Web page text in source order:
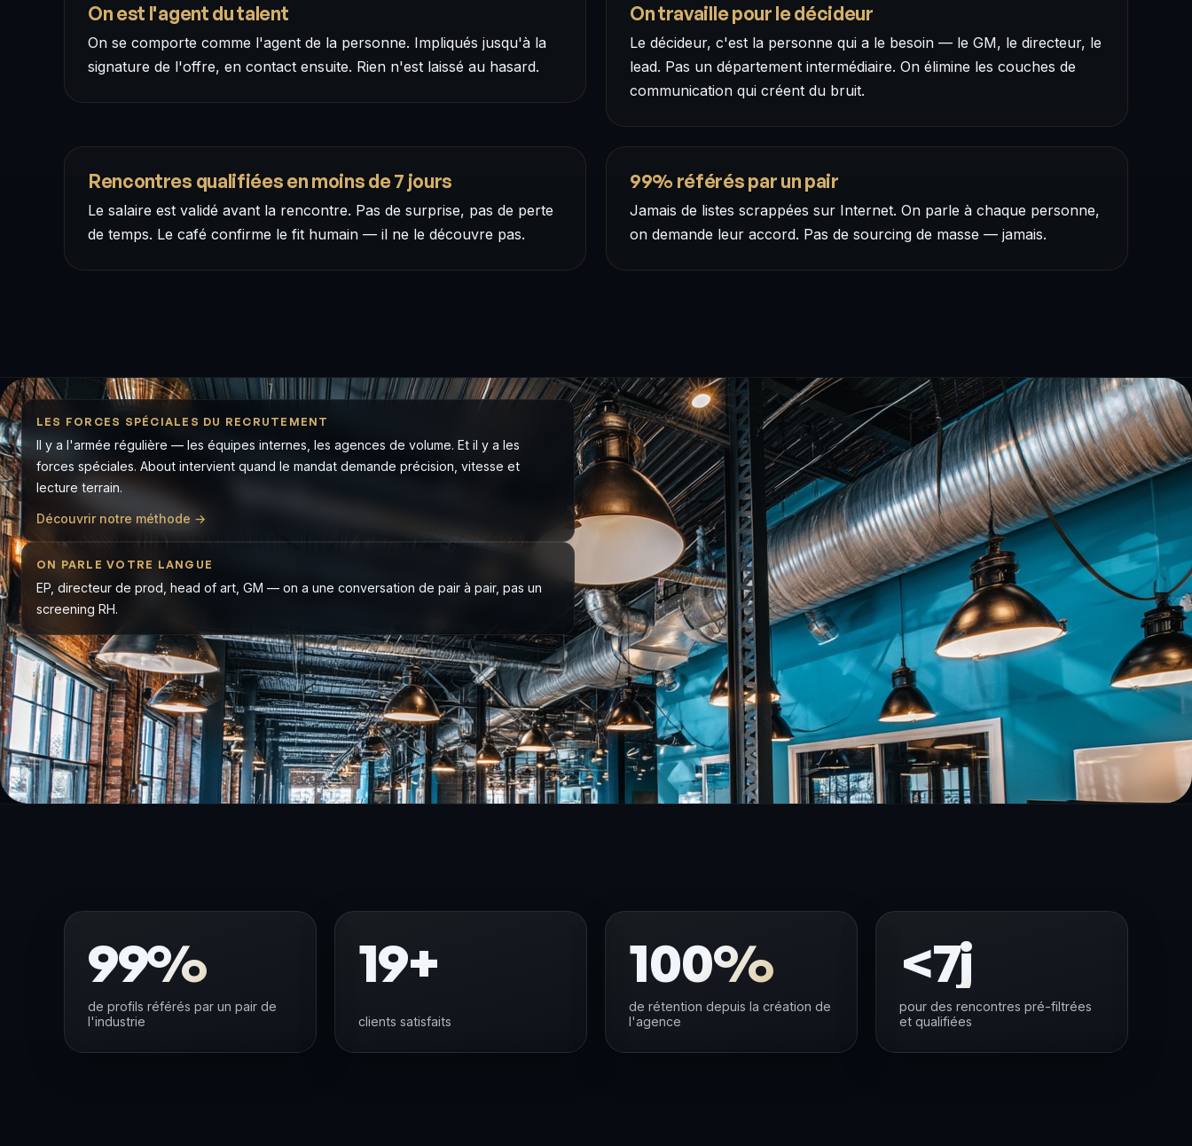
On est l'agent du talent
On se comporte comme l'agent de la personne. Impliqués jusqu'à la
signature de l'offre, en contact ensuite. Rien n'est laissé au hasard.
On travaille pour le décideur
Le décideur, c'est la personne qui a le besoin — le GM, le directeur, le
lead. Pas un département intermédiaire. On élimine les couches de
communication qui créent du bruit.
Rencontres qualifiées en moins de 7 jours
Le salaire est validé avant la rencontre. Pas de surprise, pas de perte
de temps. Le café confirme le fit humain — il ne le découvre pas.
99% référés par un pair
Jamais de listes scrappées sur Internet. On parle à chaque personne,
on demande leur accord. Pas de sourcing de masse — jamais.
LES FORCES SPÉCIALES DU RECRUTEMENT
Il y a l'armée régulière — les équipes internes, les agences de volume. Et il y a les
forces spéciales. About intervient quand le mandat demande précision, vitesse et
lecture terrain.
Découvrir notre méthode →
ON PARLE VOTRE LANGUE
EP, directeur de prod, head of art, GM — on a une conversation de pair à pair, pas un
screening RH.
99%
de profils référés par un pair de
l'industrie
19+
clients satisfaits
100%
de rétention depuis la création de
l'agence
<7j
pour des rencontres pré-filtrées
et qualifiées